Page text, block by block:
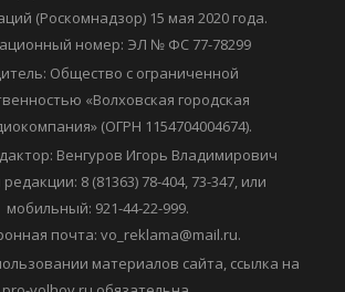
Федеральной службой по надзору в
технологий и массовых
(Роскомнадзор) 15 мая 2020 года.
номер: ЭЛ № ФС 77-78299
Общество с ограниченной
«Волховская городская
(ОГРН 1154704004674).
Венгуров Игорь Владимирович
8 (81363) 78-404, 73-347, или
почта: vo_reklama@mail.ru.